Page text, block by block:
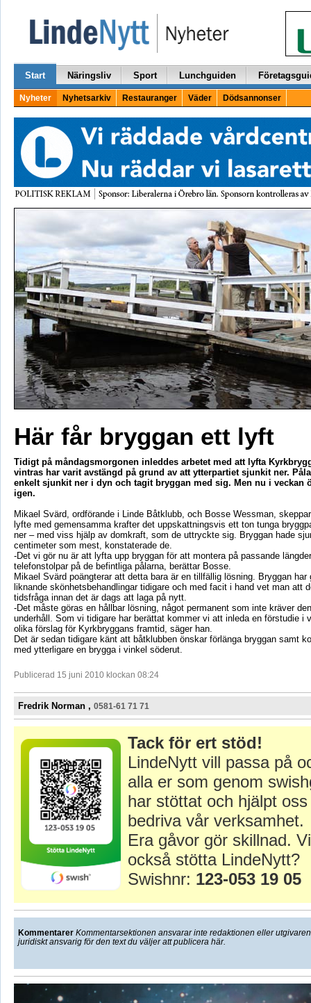
Start Näringsliv Sport Lunchguiden
Nyheter Nyhetsarkiv Restauranger Väder Dödsannonser
Här får bryggan ett lyft
Tidigt på måndagsmorgonen inleddes arbetet med att lyfta
vintras har varit avstängd på grund av att ytterpartiet sjunkit ner.
enkelt sjunkit ner i dyn och tagit bryggan med sig. Men nu i veckan
igen.
Mikael Svärd, ordförande i Linde Båtklubb, och Bosse Wessman,
lyfte med gemensamma krafter det uppskattningsvis ett ton tunga
ner – med viss hjälp av domkraft, som de uttryckte sig. Bryggan hade
centimeter som mest, konstaterade de.
-Det vi gör nu är att lyfta upp bryggan för att montera på passande
telefonstolpar på de befintliga pålarna, berättar Bosse.
Mikael Svärd poängterar att detta bara är en tillfällig lösning. Bryggan har
liknande skönhetsbehandlingar tidigare och med facit i hand vet man att
tidsfråga innan det är dags att laga på nytt.
-Det måste göras en hållbar lösning, något permanent som inte kräver
underhåll. Som vi tidigare har berättat kommer vi att inleda en förstudie i
olika förslag för Kyrkbryggans framtid, säger han.
Det är sedan tidigare känt att båtklubben önskar förlänga bryggan samt
med ytterligare en brygga i vinkel söderut.
Publicerad 15 juni 2010 klockan 08:24
Fredrik Norman , 0581-61 71 71
Tack för ert stöd!
LindeNytt vill passa på
alla er som genom
har stöttat och hjälpt
bedriva vår verksamhet.
Era gåvor gör skillnad.
också stötta LindeNytt?
Swishnr: 123-053 19 05
Kommentarer Kommentarsektionen ansvarar inte redaktionen eller
juridiskt ansvarig för den text du väljer att publicera här.